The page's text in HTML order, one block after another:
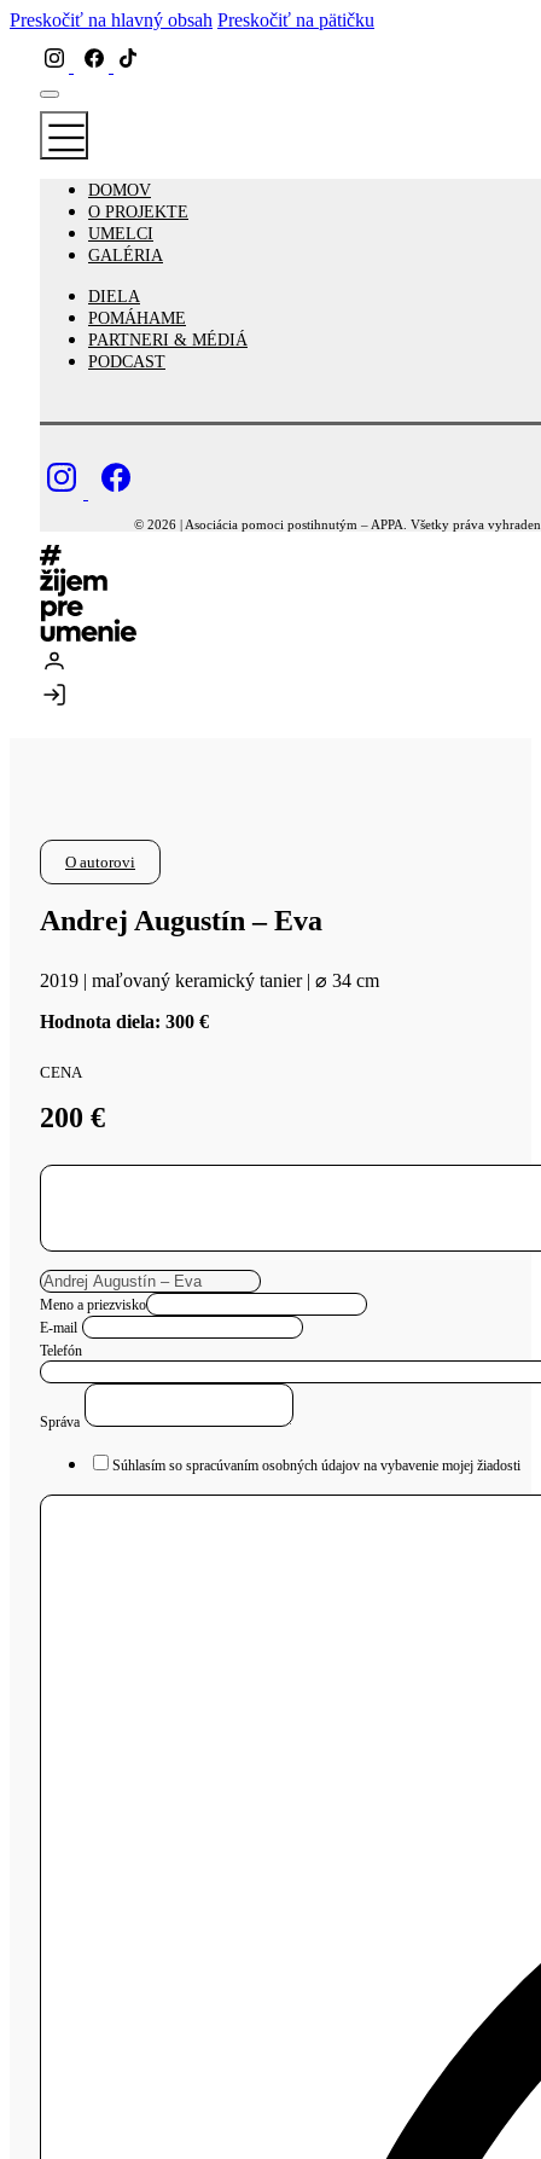
Preskočiť na hlavný obsah Preskočiť na pätičku
DOMOV
O PROJEKTE
UMELCI
GALÉRIA
DIELA
POMÁHAME
PARTNERI & MÉDIÁ
PODCAST
© 2026 | Asociácia pomoci postihnutým – APPA. Všetky práva
O autorovi
Andrej Augustín – Eva
2019 | maľovaný keramický tanier | ⌀ 34 cm
Hodnota diela: 300 €
CENA
200 €
Meno a priezvisko
E-mail
Telefón
Správa
Súhlasím so spracúvaním osobných údajov na vybavenie mojej žiadosti